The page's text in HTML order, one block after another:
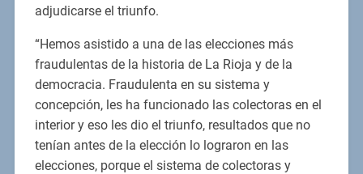
adjudicarse el triunfo.
“Hemos asistido a una de las elecciones más
fraudulentas de la historia de La Rioja y de la
democracia. Fraudulenta en su sistema y
concepción, les ha funcionado las colectoras en el
interior y eso les dio el triunfo, resultados que no
tenían antes de la elección lo lograron en las
elecciones, porque el sistema de colectoras y